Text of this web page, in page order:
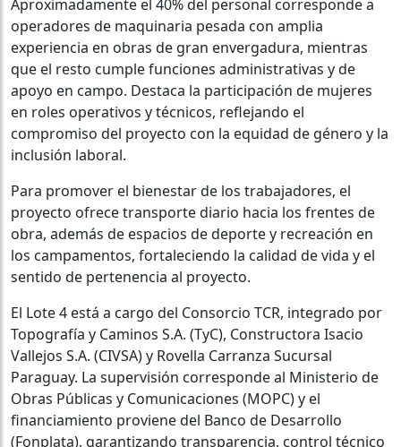
Aproximadamente el 40% del personal corresponde a
operadores de maquinaria pesada con amplia
experiencia en obras de gran envergadura, mientras
que el resto cumple funciones administrativas y de
apoyo en campo. Destaca la participación de mujeres
en roles operativos y técnicos, reflejando el
compromiso del proyecto con la equidad de género y la
inclusión laboral.
Para promover el bienestar de los trabajadores, el
proyecto ofrece transporte diario hacia los frentes de
obra, además de espacios de deporte y recreación en
los campamentos, fortaleciendo la calidad de vida y el
sentido de pertenencia al proyecto.
El Lote 4 está a cargo del Consorcio TCR, integrado por
Topografía y Caminos S.A. (TyC), Constructora Isacio
Vallejos S.A. (CIVSA) y Rovella Carranza Sucursal
Paraguay. La supervisión corresponde al Ministerio de
Obras Públicas y Comunicaciones (MOPC) y el
financiamiento proviene del Banco de Desarrollo
(Fonplata), garantizando transparencia, control técnico